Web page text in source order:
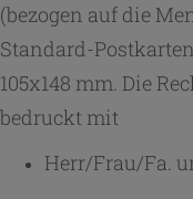
(bezogen auf die
Standard-
105x148 mm. Die
bedruckt mit
Herr/Frau/Fa.